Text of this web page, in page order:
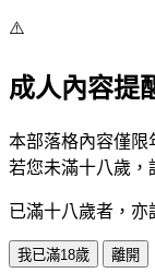
⚠️
成人內容提
本部落格內容僅限
若您未滿十八歲，
已滿十八歲者，亦
我已滿18歲 離開